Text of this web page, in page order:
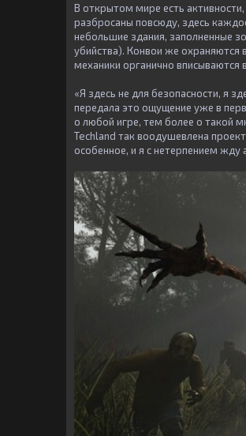
В открытом мире есть
разбросаны повсюду, здесь
небольшие здания, заполненные
убийства). Конвои же охраняются
механики органично вписываются
«Я здесь не для безопасности, я
передала это ощущение уже в
о любой игре, тем более о такой
Techland так воодушевлена
особенное, и я с нетерпением жду